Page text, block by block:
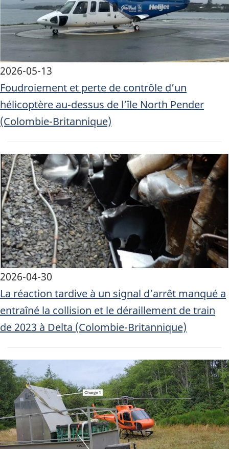
2026-05-13
Foudroiement et perte de contrôle d’un
hélicoptère au-dessus de l’île North Pender
(Colombie-Britannique)
Image
2026-04-30
La réaction tardive à un signal d’arrêt manqué a
entraîné la collision et le déraillement de train
de 2023 à Delta (Colombie-Britannique)
Image